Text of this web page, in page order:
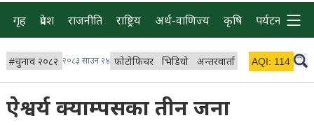
गृह प्रदेश राजनीति राष्ट्रिय अर्थ-वाणिज्य कृषि पर्यटन प्रवास
#चुनाव २०८२ २०८३ साउन २४ फोटोफिचर भिडियो अन्तरवार्ता विचार/ब्लग
AQI: 114
ऐश्वर्य क्याम्पसका तीन जना